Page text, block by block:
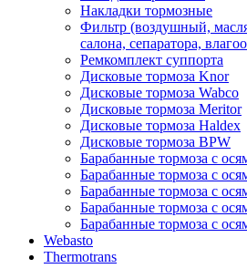
Накладки тормозные
Фильтр (воздушный,
салона, сепаратора,
Ремкомплект суппорта
Дисковые тормоза Knor
Дисковые тормоза Wabco
Дисковые тормоза Meritor
Дисковые тормоза Haldex
Дисковые тормоза BPW
Барабанные тормоза с
Барабанные тормоза с
Барабанные тормоза с
Барабанные тормоза с
Барабанные тормоза с
Webasto
Thermotrans